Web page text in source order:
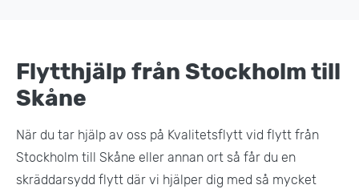
Flytthjälp från Stockholm till
Skåne
När du tar hjälp av oss på Kvalitetsflytt vid flytt från
Stockholm till Skåne eller annan ort så får du en
skräddarsydd flytt där vi hjälper dig med så mycket